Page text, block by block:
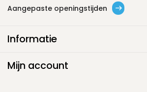
Aangepaste openingstijden
Informatie
Mijn account